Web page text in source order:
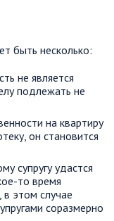
быть несколько:
не является
подлежать не
на квартиру
он становится
супругу удастся
то время
этом случае
соразмерно